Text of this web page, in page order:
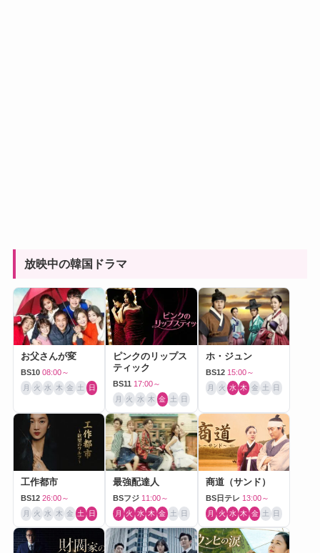
放映中の韓国ドラマ
お父さんが変
BS10 08:00～
月 火 水 木 金 土 日
ピンクのリップス
ティック
BS11 17:00～
月 火 水 木 金 土 日
ホ・ジュン
BS12 15:00～
月 火 水 木 金 土 日
工作都市
BS12 26:00～
月 火 水 木 金 土 日
最強配達人
BSフジ 11:00～
月 火 水 木 金 土 日
商道（サンド）
BS日テレ 13:00～
月 火 水 木 金 土 日